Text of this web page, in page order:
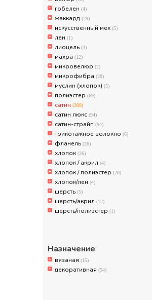
гобелен (4)
жаккард (29)
искусственный мех (5)
лен (1)
лиоцель (3)
махра (12)
микровелюр (2)
микрофибра (28)
муслин (хлопок) (5)
полиэстер (69)
сатин (309)
сатин люкс (94)
сатин-страйп (94)
трикотажное волокно (6)
фланель (26)
хлопок (26)
хлопок / акрил (4)
хлопок / полиэстер (20)
хлопок/лен (4)
шерсть (5)
шерсть/акрил (12)
шерсть/полиэстер (1)
Назначение:
вязаная (15)
декоративная (54)